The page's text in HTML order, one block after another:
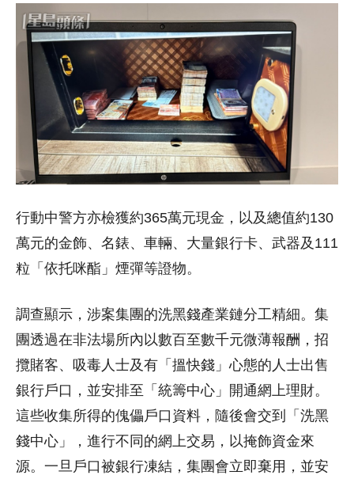
行動中警方亦檢獲約365萬元現金，以及總值約130
萬元的金飾、名錶、車輛、大量銀行卡、武器及111
粒「依托咪酯」煙彈等證物。
調查顯示，涉案集團的洗黑錢產業鏈分工精細。集
團透過在非法場所內以數百至數千元微薄報酬，招
攬賭客、吸毒人士及有「搵快錢」心態的人士出售
銀行戶口，並安排至「統籌中心」開通網上理財。
這些收集所得的傀儡戶口資料，隨後會交到「洗黑
錢中心」，進行不同的網上交易，以掩飾資金來
源。一旦戶口被銀行凍結，集團會立即棄用，並安